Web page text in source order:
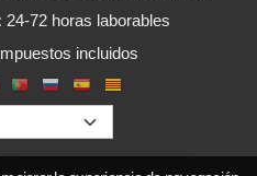
24-72 horas laborables
incluidos